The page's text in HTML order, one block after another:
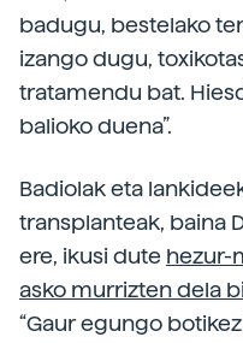
badugu, bestelako
izango dugu,
tratamendu bat.
balioko duena”.
Badiolak eta
transplanteak, baina
ere, ikusi dute hezur-
asko murrizten dela
“Gaur egungo